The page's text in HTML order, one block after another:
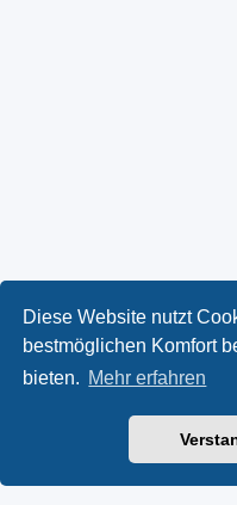
Diese Website nutzt
bestmöglichen Komfort
bieten. Mehr erfahren